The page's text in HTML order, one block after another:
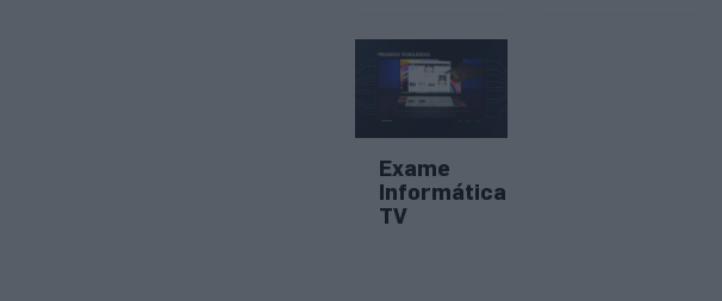
Exame
Informática
TV